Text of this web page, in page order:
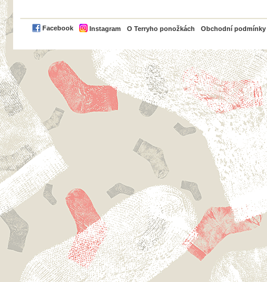
Facebook Instagram O Terryho ponožkách Obchodní podmínky
PayPal